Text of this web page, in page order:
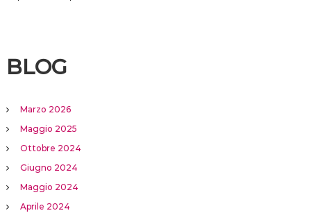
BLOG
Marzo 2026
Maggio 2025
Ottobre 2024
Giugno 2024
Maggio 2024
Aprile 2024